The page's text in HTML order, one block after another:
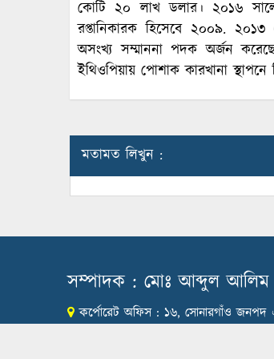
কোটি ২০ লাখ ডলার। ২০১৬ সালে
রপ্তানিকারক হিসেবে ২০০৯.
অসংখ্য সম্মাননা পদক অর্জন
ইথিওপিয়ায় পোশাক কারখানা
মতামত লিখুন :
সম্পাদক : মোঃ আব্দুল আলিম
কর্পোরেট অফিস : ১৬, সোনারগাঁও জনপদ